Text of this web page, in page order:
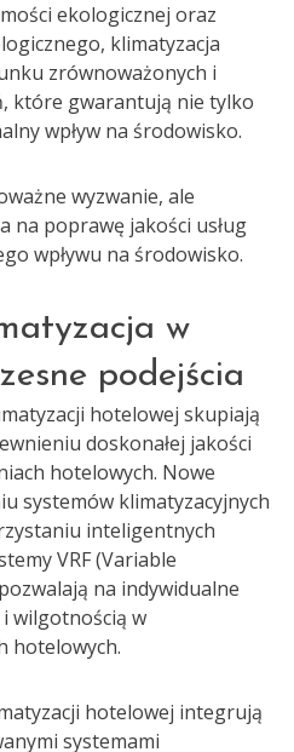
ekologicznej oraz
klimatyzacja
zrównoważonych i
które gwarantują nie tylko
wpływ na środowisko.
wyzwanie, ale
na poprawę jakości usług
wpływu na środowisko.
w
podejścia
hotelowej skupiają
doskonałej jakości
hotelowych. Nowe
systemów klimatyzacyjnych
inteligentnych
VRF (Variable
na indywidualne
wilgotnością w
hotelowych.
hotelowej integrują
systemami